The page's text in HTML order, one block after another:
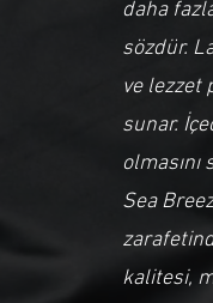
daha
sözdür.
ve lezzet
sunar.
Sea
kalitesi,